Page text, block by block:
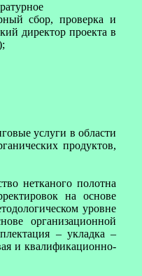
сбор, проверка и
директор проекта в
услуги в области
продуктов,
нетканого полотна
на основе
уровне
организационной
– укладка –
и квалификационно-